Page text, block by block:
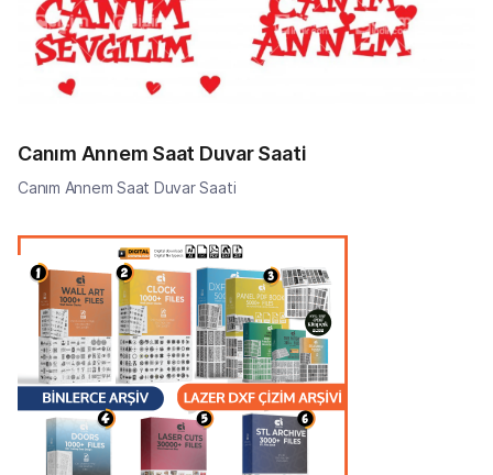
Canım Annem Saat Duvar Saati
Canım Annem Saat Duvar Saati